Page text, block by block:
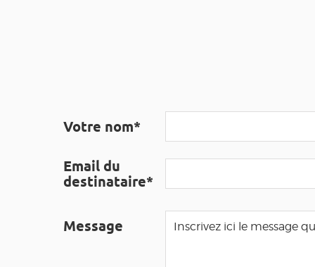
Votre nom*
Email du
destinataire*
Message